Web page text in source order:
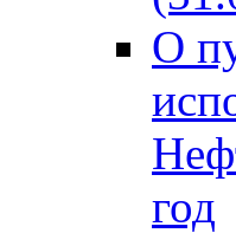
О
год